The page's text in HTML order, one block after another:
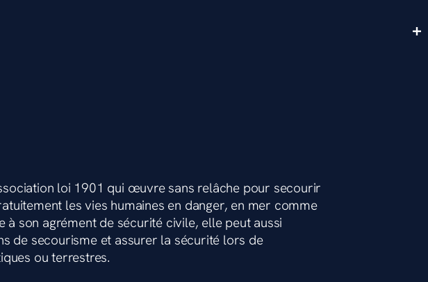
loi 1901 qui œuvre sans relâche pour secourir
les vies humaines en danger, en mer comme
à son agrément de sécurité civile, elle peut aussi
de secourisme et assurer la sécurité lors de
ou terrestres.